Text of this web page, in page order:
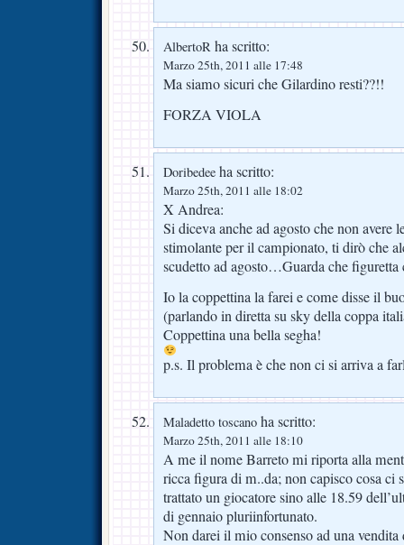
AlbertoR ha scritto:
Marzo 25th, 2011 alle 17:48
Ma siamo sicuri che Gilardino resti??!!
FORZA VIOLA
Doribedee ha scritto:
Marzo 25th, 2011 alle 18:02
X Andrea:
Si diceva anche ad agosto che non avere
stimolante per il campionato, ti dirò che
scudetto ad agosto…Guarda che
Io la coppettina la farei e come disse il
(parlando in diretta su sky della coppa
Coppettina una bella segha!
p.s. Il problema è che non ci si arriva a
Maladetto toscano ha scritto:
Marzo 25th, 2011 alle 18:10
A me il nome Barreto mi riporta alla
ricca figura di m..da; non capisco cosa ci
trattato un giocatore sino alle 18.59
di gennaio pluriinfortunato.
Non darei il mio consenso ad una